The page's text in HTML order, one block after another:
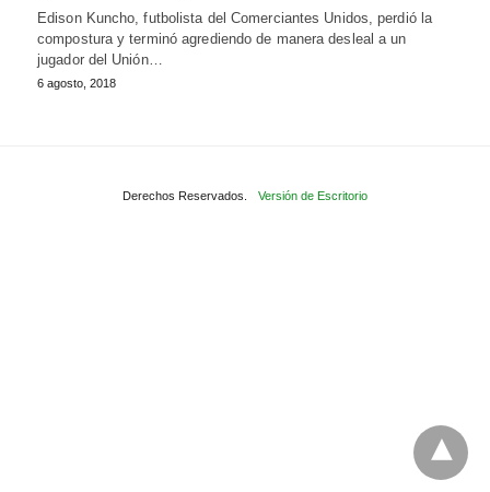
Edison Kuncho, futbolista del Comerciantes Unidos, perdió la
compostura y terminó agrediendo de manera desleal a un
jugador del Unión…
6 agosto, 2018
Derechos Reservados. Versión de Escritorio